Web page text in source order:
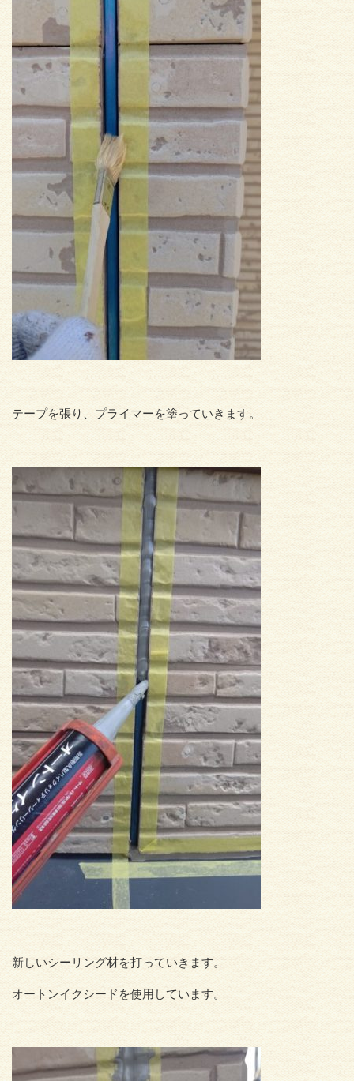
テープを張り、プライマーを塗っていきます。
新しいシーリング材を打っていきます。
オートンイクシードを使用しています。